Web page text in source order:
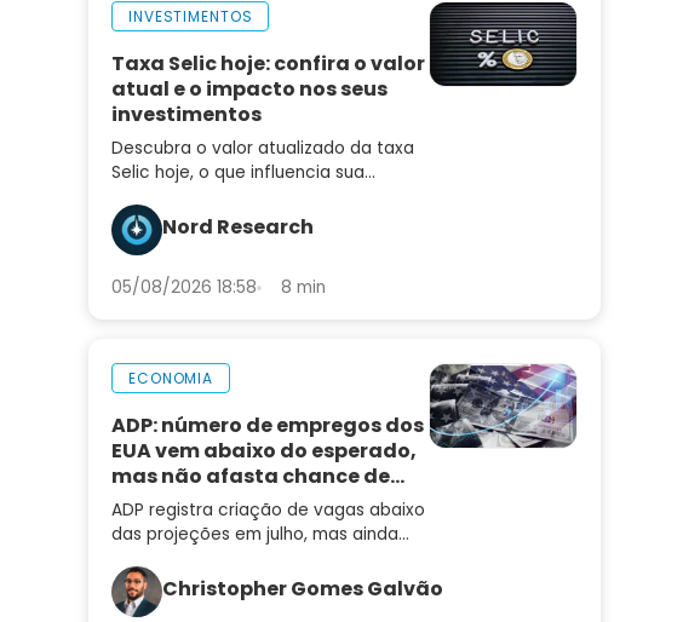
INVESTIMENTOS
Taxa Selic hoje: confira o valor
atual e o impacto nos seus
investimentos
Descubra o valor atualizado da taxa
Selic hoje, o que influencia sua
investimentos, empréstimos e a
economia brasileira
Nord Research
05/08/2026 18:58 8 min
ECONOMIA
ADP: número de empregos dos
EUA vem abaixo do esperado,
mas não afasta chance de
alta de juros
ADP registra criação de vagas abaixo
das projeções em julho, mas ainda
de trabalho aquecido
Christopher Gomes Galvão